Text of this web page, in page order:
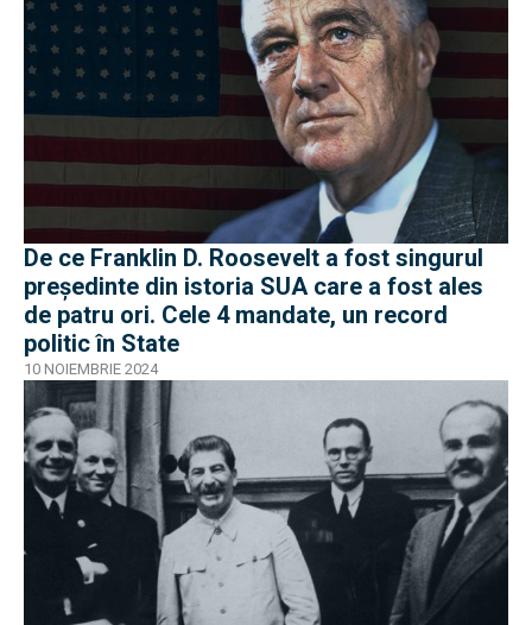
De ce Franklin D. Roosevelt a fost singurul
președinte din istoria SUA care a fost ales
de patru ori. Cele 4 mandate, un record
politic în State
10 NOIEMBRIE 2024